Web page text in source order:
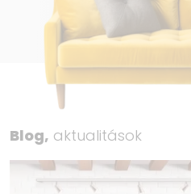
Blog, aktualitások